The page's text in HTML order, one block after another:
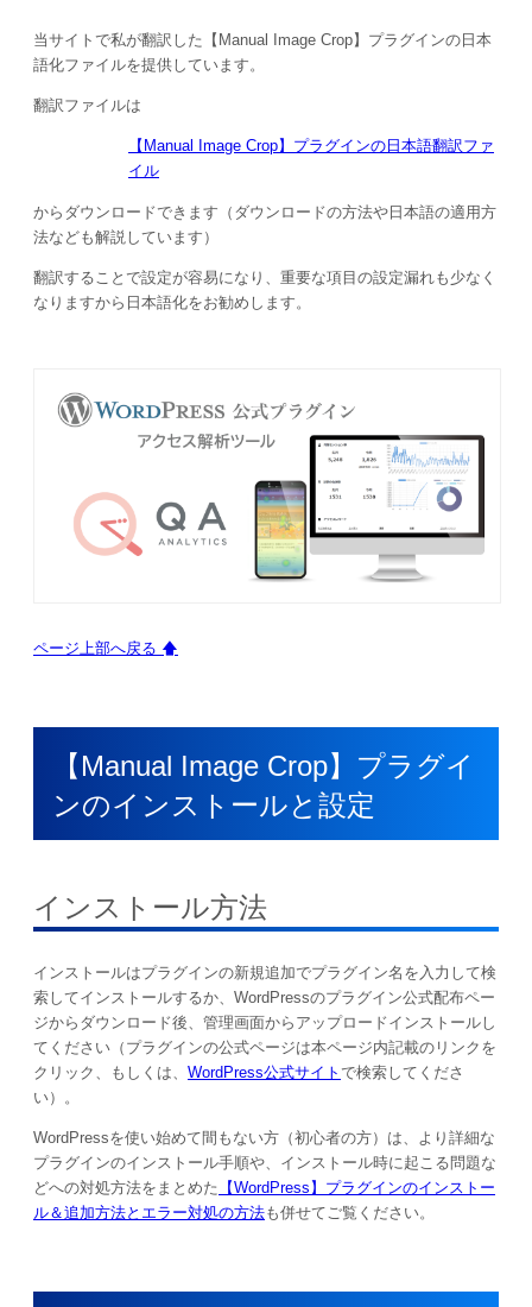
当サイトで私が翻訳した【Manual Image Crop】プラグインの日本
語化ファイルを提供しています。
翻訳ファイルは
【Manual Image Crop】プラグインの日本語翻訳ファ
イル
からダウンロードできます（ダウンロードの方法や日本語の適用方
法なども解説しています）
翻訳することで設定が容易になり、重要な項目の設定漏れも少なく
なりますから日本語化をお勧めします。
ページ上部へ戻る 🡅
【Manual Image Crop】プラグイ
ンのインストールと設定
インストール方法
インストールはプラグインの新規追加でプラグイン名を入力して検
索してインストールするか、WordPressのプラグイン公式配布ペー
ジからダウンロード後、管理画面からアップロードインストールし
てください（プラグインの公式ページは本ページ内記載のリンクを
クリック、もしくは、 WordPress公式サイト で検索してくださ
い）。
WordPressを使い始めて間もない方（初心者の方）は、より詳細な
プラグインのインストール手順や、インストール時に起こる問題な
どへの対処方法をまとめた 【WordPress】プラグインのインストー
ル＆追加方法とエラー対処の方法も併せてご覧ください。